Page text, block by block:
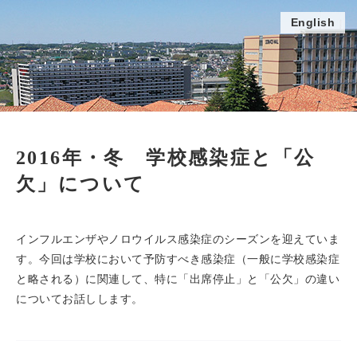
English
2016年・冬 学校感染症と「公
欠」について
インフルエンザやノロウイルス感染症のシーズンを迎えていま
す。今回は学校において予防すべき感染症（一般に学校感染症
と略される）に関連して、特に「出席停止」と「公欠」の違い
についてお話しします。